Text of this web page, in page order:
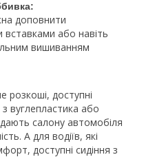
доповнити
або навіть
вишиванням
розкоші, доступні
вуглепластика або
салону автомобіля
А для водіїв, які
доступні сидіння з